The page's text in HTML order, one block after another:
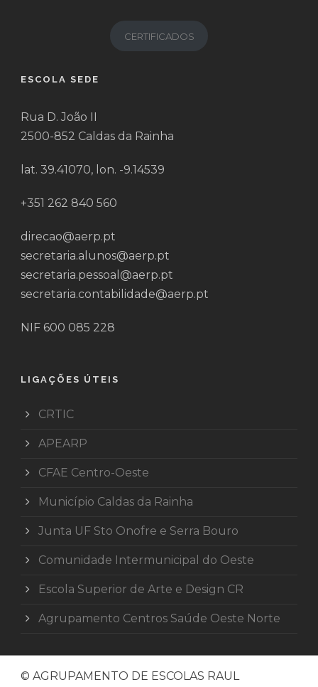
CERTIFICADOS
ESCOLA SEDE
Rua D. João II
2500-852 Caldas da Rainha
lat. 39.41070, lon. -9.14539
+351 262 840 560
direcao@aerp.pt
secretaria.alunos@aerp.pt
secretaria.pessoal@aerp.pt
secretaria.contabilidade@aerp.pt
NIF 600 085 228
LIGAÇÕES ÚTEIS
CRTIC
APEARP
CFAE Centro-Oeste
Município Caldas da Rainha
Junta UF Sto Onofre e Serra Bouro
Comunidade Intermunicipal do Oeste
Escola Superior de Arte e Design CR
Agrupamento Centros Saúde Oeste Norte
© AGRUPAMENTO DE ESCOLAS RAUL